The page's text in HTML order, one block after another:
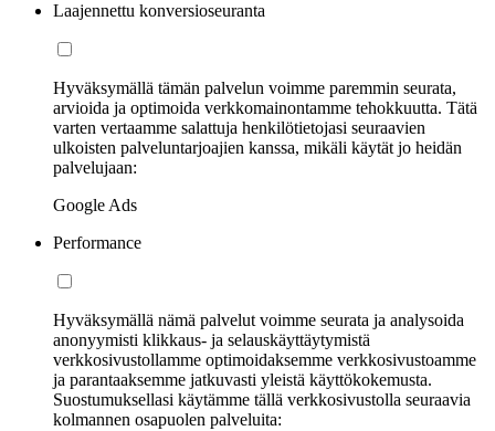
Laajennettu konversioseuranta
Hyväksymällä tämän palvelun voimme paremmin seurata,
arvioida ja optimoida verkkomainontamme tehokkuutta. Tätä
varten vertaamme salattuja henkilötietojasi seuraavien
ulkoisten palveluntarjoajien kanssa, mikäli käytät jo heidän
palvelujaan:
Google Ads
Performance
Hyväksymällä nämä palvelut voimme seurata ja analysoida
anonyymisti klikkaus- ja selauskäyttäytymistä
verkkosivustollamme optimoidaksemme verkkosivustoamme
ja parantaaksemme jatkuvasti yleistä käyttökokemusta.
Suostumuksellasi käytämme tällä verkkosivustolla seuraavia
kolmannen osapuolen palveluita: